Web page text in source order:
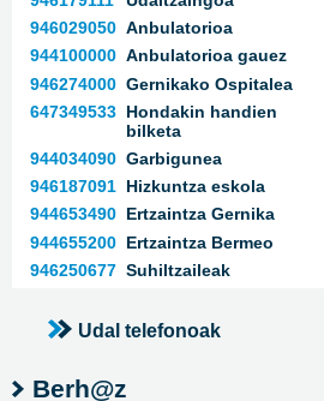
946029050 Anbulatorioa
944100000 Anbulatorioa gauez
946274000 Gernikako Ospitalea
647349533 Hondakin handien
bilketa
944034090 Garbigunea
946187091 Hizkuntza eskola
944653490 Ertzaintza Gernika
944655200 Ertzaintza Bermeo
946250677 Suhiltzaileak
Udal telefonoak
Berh@z